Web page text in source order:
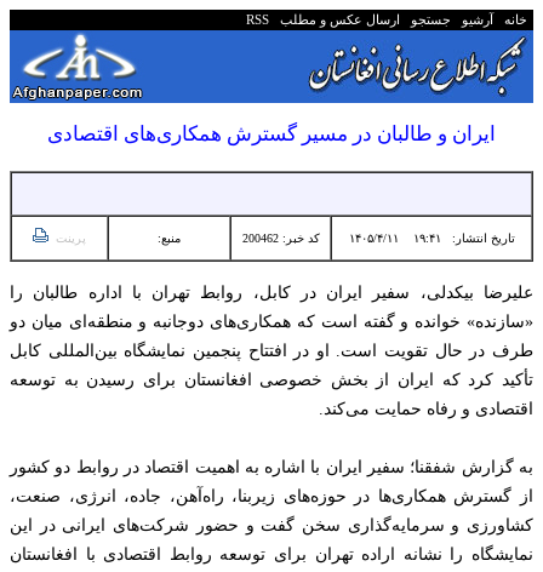
خانه آرشیو جستجو ارسال عکس و مطلب RSS
ایران و طالبان در مسیر گسترش همکاری‌های اقتصادی
تاریخ انتشار: ۱۹:۴۱ ۱۴۰۵/۴/۱۱ کد خبر: 200462 منبع: پرینت
علیرضا بیکدلی، سفیر ایران در کابل، روابط تهران با اداره طالبان را
«سازنده» خوانده و گفته است که همکاری‌های دوجانبه و منطقه‌ای میان دو
طرف در حال تقویت است. او در افتتاح پنجمین نمایشگاه بین‌المللی کابل
تأکید کرد که ایران از بخش خصوصی افغانستان برای رسیدن به توسعه
اقتصادی و رفاه حمایت می‌کند.
به گزارش شفقنا؛ سفیر ایران با اشاره به اهمیت اقتصاد در روابط دو کشور
از گسترش همکاری‌ها در حوزه‌های زیربنا، راه‌آهن، جاده، انرژی، صنعت،
کشاورزی و سرمایه‌گذاری سخن گفت و حضور شرکت‌های ایرانی در این
نمایشگاه را نشانه اراده تهران برای توسعه روابط اقتصادی با افغانستان